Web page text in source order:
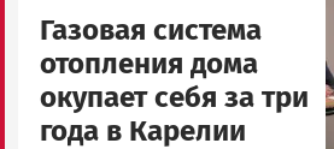
Газовая система
отопления дома
окупает себя за три
года в Карелии